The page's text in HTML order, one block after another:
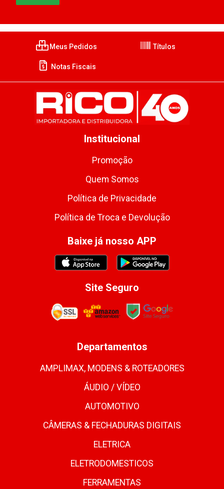
Meus Pedidos Títulos
Notas Fiscais
Institucional
Promoção
Quem Somos
Política de Privacidade
Política de Troca e Devolução
Baixe já nosso APP
Site Seguro
Departamentos
AMPLIMAX, MODENS & ROTEADORES
ÁUDIO / VÍDEO
AUTOMOTIVO
CÂMERAS & FECHADURAS DIGITAIS
ELETRICA
ELETRODOMESTICOS
FERRAMENTAS